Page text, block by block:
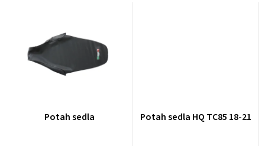
Potah sedla Potah sedla HQ TC85 18-21